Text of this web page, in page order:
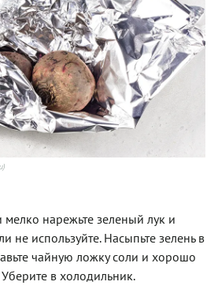
нарежьте зеленый лук и
не используйте. Насыпьте зелень в
чайную ложку соли и хорошо
в холодильник.